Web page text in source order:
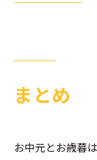
まとめ
お中元とお歳暮